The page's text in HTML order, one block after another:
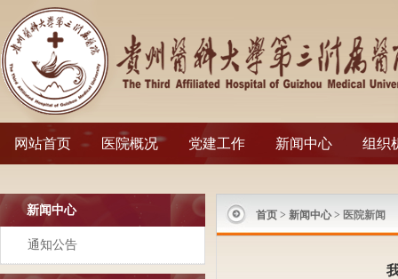
网站首页 医院概况 党建工作 新闻中心 组织
新闻中心
通知公告
首页 > 新闻中心 > 医院新闻